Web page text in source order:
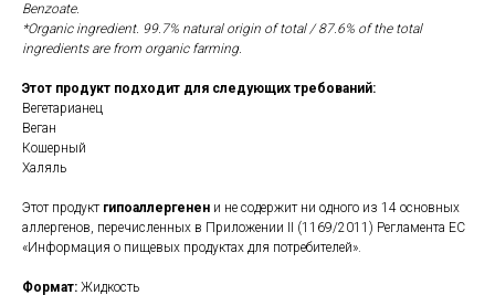
Benzoate.
*Organic ingredient. 99.7% natural origin of total / 87.6% of the total
ingredients are from organic farming.
Этот продукт подходит для следующих требований:
Вегетарианец
Веган
Кошерный
Халяль
Этот продукт гипоаллергенен и не содержит ни одного из 14 основных
аллергенов, перечисленных в Приложении II (1169/2011) Регламента ЕС
«Информация о пищевых продуктах для потребителей».
Формат: Жидкость